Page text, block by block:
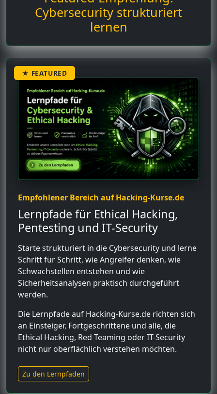
Cybersecurity strukturiert
lernen
★ FEATURED
Empfohlener Bereich auf Hacking-Kurse.de
Lernpfade für Ethical Hacking,
Pentesting und IT-Security
Starte strukturiert in die Cybersecurity und lerne
Schritt für Schritt, wie Angreifer denken, wie
Schwachstellen entstehen und wie
Sicherheitsanalysen praktisch durchgeführt
werden.
Die Lernpfade auf Hacking-Kurse.de richten sich
an Einsteiger, Fortgeschrittene und alle, die
Ethical Hacking, Red Teaming oder IT-Security
nicht nur oberflächlich verstehen möchten.
Zu den Lernpfaden